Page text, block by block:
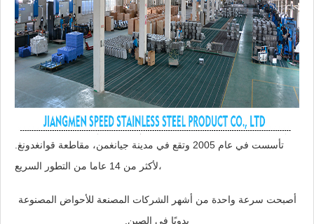
تأسست في عام 2005 وتقع في مدينة جيانغمن، مقاطعة قوانغدونغ.
لأكثر من 14 عاما من التطور السريع،
أصبحت سرعة واحدة من أشهر الشركات المصنعة للأحواض المصنوعة
يدويًا في الصين.